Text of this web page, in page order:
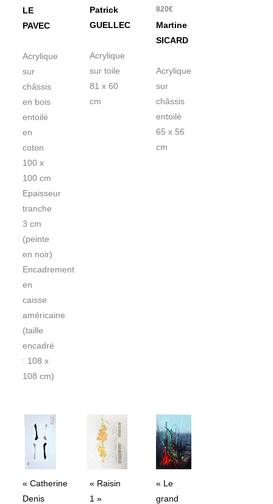
LE
PAVEC
Acrylique
sur
châssis
en bois
entoilé
en
coton
100 x
100 cm
Epaisseur
tranche
3 cm
(peinte
en noir)
Encadrement
en
caisse
américaine
(taille
encadré
: 108 x
108 cm)
Patrick
GUELLEC
Acrylique
sur toile
81 x 60
cm
820€
Martine
SICARD
Acrylique
sur
châssis
entoilé
65 x 56
cm
« Catherine
Denis
« Raisin
1 »
« Le
grand